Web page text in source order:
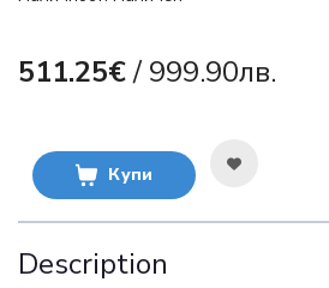
511.25€/ 999.90лв.
Купи
Description